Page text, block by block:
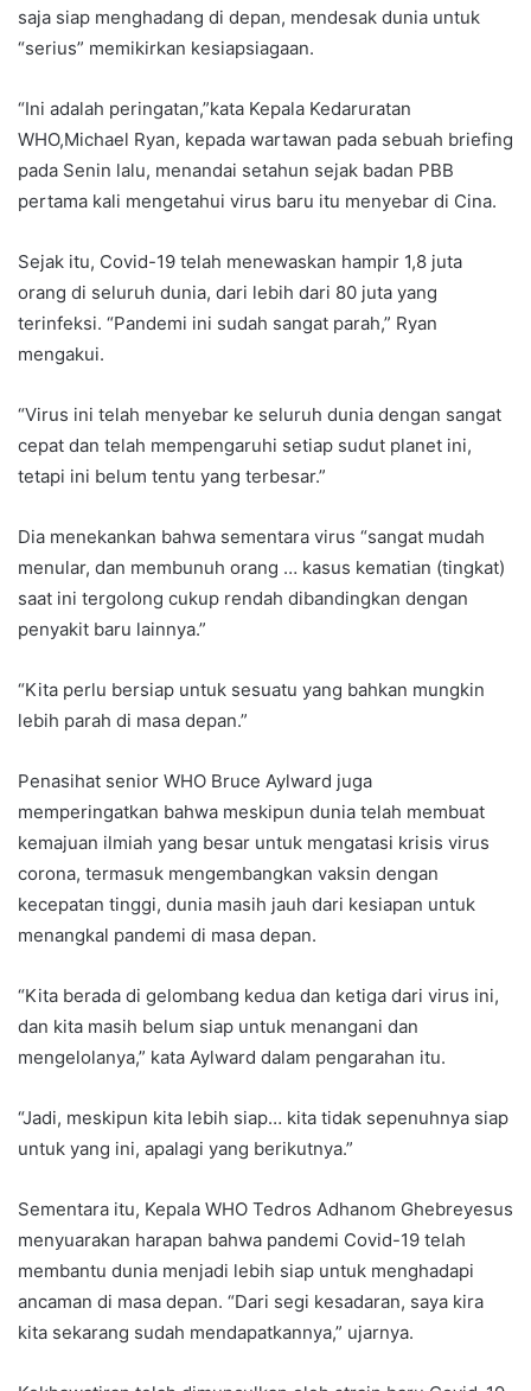
saja siap menghadang di depan, mendesak dunia untuk
“serius” memikirkan kesiapsiagaan.
“Ini adalah peringatan,”kata Kepala Kedaruratan
WHO,Michael Ryan, kepada wartawan pada sebuah briefing
pada Senin lalu, menandai setahun sejak badan PBB
pertama kali mengetahui virus baru itu menyebar di Cina.
Sejak itu, Covid-19 telah menewaskan hampir 1,8 juta
orang di seluruh dunia, dari lebih dari 80 juta yang
terinfeksi. “Pandemi ini sudah sangat parah,” Ryan
mengakui.
“Virus ini telah menyebar ke seluruh dunia dengan sangat
cepat dan telah mempengaruhi setiap sudut planet ini,
tetapi ini belum tentu yang terbesar.”
Dia menekankan bahwa sementara virus “sangat mudah
menular, dan membunuh orang … kasus kematian (tingkat)
saat ini tergolong cukup rendah dibandingkan dengan
penyakit baru lainnya.”
“Kita perlu bersiap untuk sesuatu yang bahkan mungkin
lebih parah di masa depan.”
Penasihat senior WHO Bruce Aylward juga
memperingatkan bahwa meskipun dunia telah membuat
kemajuan ilmiah yang besar untuk mengatasi krisis virus
corona, termasuk mengembangkan vaksin dengan
kecepatan tinggi, dunia masih jauh dari kesiapan untuk
menangkal pandemi di masa depan.
“Kita berada di gelombang kedua dan ketiga dari virus ini,
dan kita masih belum siap untuk menangani dan
mengelolanya,” kata Aylward dalam pengarahan itu.
“Jadi, meskipun kita lebih siap… kita tidak sepenuhnya siap
untuk yang ini, apalagi yang berikutnya.”
Sementara itu, Kepala WHO Tedros Adhanom Ghebreyesus
menyuarakan harapan bahwa pandemi Covid-19 telah
membantu dunia menjadi lebih siap untuk menghadapi
ancaman di masa depan. “Dari segi kesadaran, saya kira
kita sekarang sudah mendapatkannya,” ujarnya.